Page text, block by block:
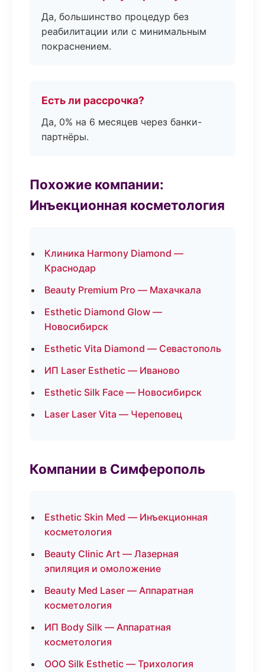
Да, большинство процедур без
реабилитации или с минимальным
покраснением.
Есть ли рассрочка?
Да, 0% на 6 месяцев через банки-
партнёры.
Похожие компании:
Инъекционная косметология
Клиника Harmony Diamond —
Краснодар
Beauty Premium Pro — Махачкала
Esthetic Diamond Glow —
Новосибирск
Esthetic Vita Diamond — Севастополь
ИП Laser Esthetic — Иваново
Esthetic Silk Face — Новосибирск
Laser Laser Vita — Череповец
Компании в Симферополь
Esthetic Skin Med — Инъекционная
косметология
Beauty Clinic Art — Лазерная
эпиляция и омоложение
Beauty Med Laser — Аппаратная
косметология
ИП Body Silk — Аппаратная
косметология
ООО Silk Esthetic — Трихология